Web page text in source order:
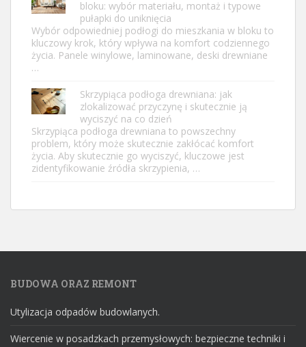
bloku: wybór materiału, montaż i typowe
pułapki do uniknięcia
Wybór odpowiedniej podłogi do mieszkania w bloku to
kluczowy krok, który wpływa na komfort codziennego
życia. Panele winylowe, laminowane, deski drewniane
…
Skrzypiąca podłoga drewniana: jak
zlokalizować przyczynę i skutecznie ją
wyciszyć na co dzień
Skrzypiąca podłoga drewniana to powszechny
problem, który może skutecznie zakłócać komfort
życia. Aby skutecznie go wyciszyć, kluczowe jest
zidentyfikowanie źródła skrzypienia, …
BUDOWA ORAZ REMONT
Utylizacja odpadów budowlanych.
Wiercenie w posadzkach przemysłowych: bezpieczne techniki i